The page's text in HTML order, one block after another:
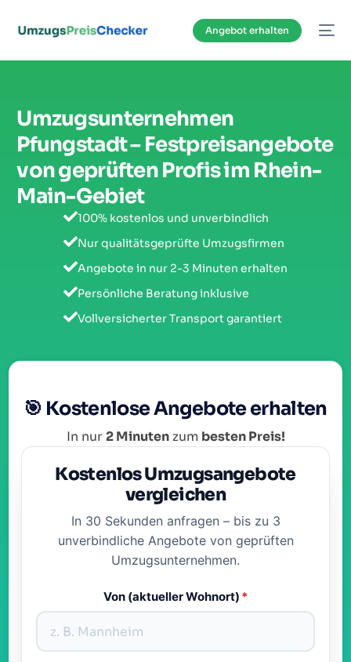
Angebot erhalten
Umzugsunternehmen
Pfungstadt – Festpreisangebote
von geprüften Profis im Rhein-
Main-Gebiet
100% kostenlos und unverbindlich
Nur qualitätsgeprüfte Umzugsfirmen
Angebote in nur 2-3 Minuten erhalten
Persönliche Beratung inklusive
Vollversicherter Transport garantiert
🎯 Kostenlose Angebote erhalten
In nur2 Minutenzum besten Preis!
Kostenlos Umzugsangebote
vergleichen
In 30 Sekunden anfragen – bis zu 3
unverbindliche Angebote von geprüften
Umzugsunternehmen.
Von (aktueller Wohnort) *